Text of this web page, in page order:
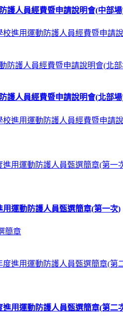
護人員經費暨申請說明會(中部
進用運動防護人員經費暨申請
護人員經費暨申請說明會(北部
進用運動防護人員經費暨申請
用運動防護人員甄選簡章(第一次)
簡章
進用運動防護人員甄選簡章(第二